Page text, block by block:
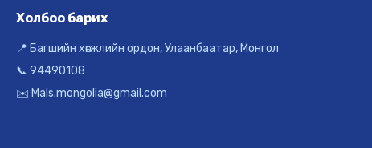
Холбоо барих
📍 Багшийн хөгжлийн ордон, Улаанбаатар, Монгол
📞 94490108
✉️ Mals.mongolia@gmail.com